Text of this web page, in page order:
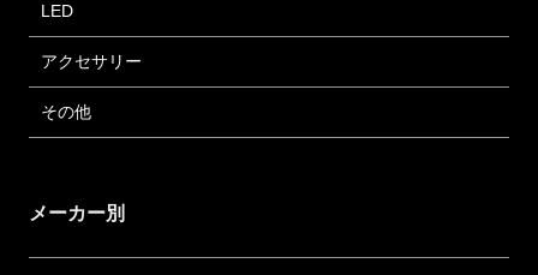
LED
アクセサリー
その他
メーカー別